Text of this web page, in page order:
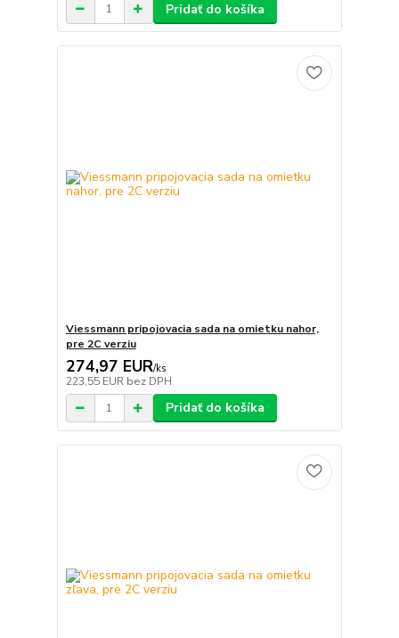
Pridať do košíka
Viessmann pripojovacia sada na omietku nahor,
pre 2C verziu
274,97 EUR/ks
223,55 EUR bez DPH
Pridať do košíka